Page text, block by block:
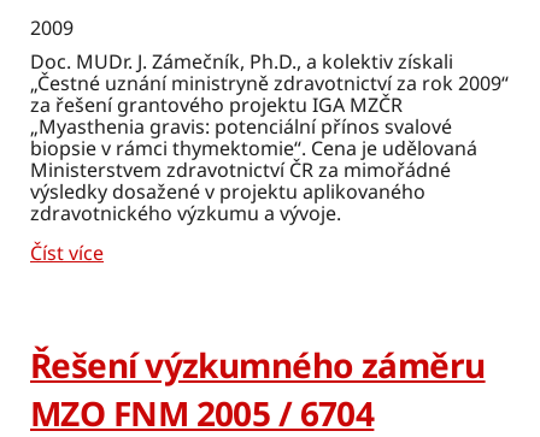
2009
Doc. MUDr. J. Zámečník, Ph.D., a kolektiv získali
„Čestné uznání ministryně zdravotnictví za rok 2009“
za řešení grantového projektu IGA MZČR
„Myasthenia gravis: potenciální přínos svalové
biopsie v rámci thymektomie“. Cena je udělovaná
Ministerstvem zdravotnictví ČR za mimořádné
výsledky dosažené v projektu aplikovaného
zdravotnického výzkumu a vývoje.
Číst více
Řešení výzkumného záměru
MZO FNM 2005 / 6704